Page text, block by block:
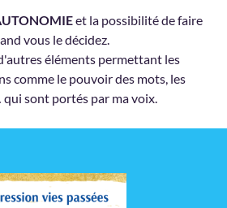
et la possibilité de faire
vous le décidez.
éléments permettant les
comme le pouvoir des mots, les
qui sont portés par ma voix.